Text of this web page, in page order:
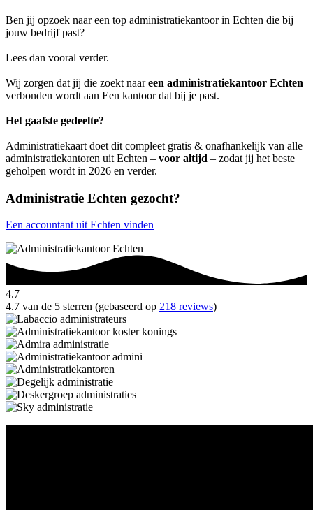
Ben jij opzoek naar een top administratiekantoor in Echten die bij
jouw bedrijf past?
Lees dan vooral verder.
Wij zorgen dat jij die zoekt naareen administratiekantoor Echten
verbonden wordt aan Een kantoor dat bij je past.
Het gaafste gedeelte?
Administratiekaart doet dit compleet gratis & onafhankelijk van alle
administratiekantoren uit Echten – voor altijd – zodat jij het beste
geholpen wordt in 2026 en verder.
Administratie Echten gezocht?
Een accountant uit Echten vinden
4.7
4.7 van de 5 sterren (gebaseerd op 218 reviews)